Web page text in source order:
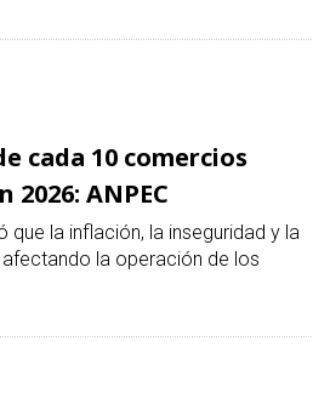
cada 10 comercios
2026: ANPEC
que la inflación, la inseguridad y la
la operación de los